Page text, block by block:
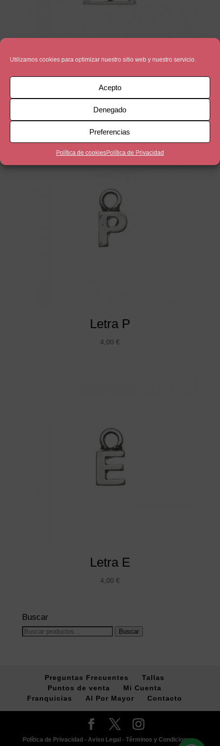
Utilizamos cookies para optimizar nuestro sitio web y nuestro servicio.
Acepto
Denegado
Preferencias
Política de cookiesPolítica de Privacidad
Las Reliquias de la Muerte
Letra P
4,00 €
Letra E
4,00 €
Buscar
Buscar
Buscar
Preguntas Frecuentes
Tallas
Puntos de venta
Mi Cuenta
Franquicias
Al Por Mayor Contacto
Política de Privacidad - Aviso Legal -Términos y Condiciones -